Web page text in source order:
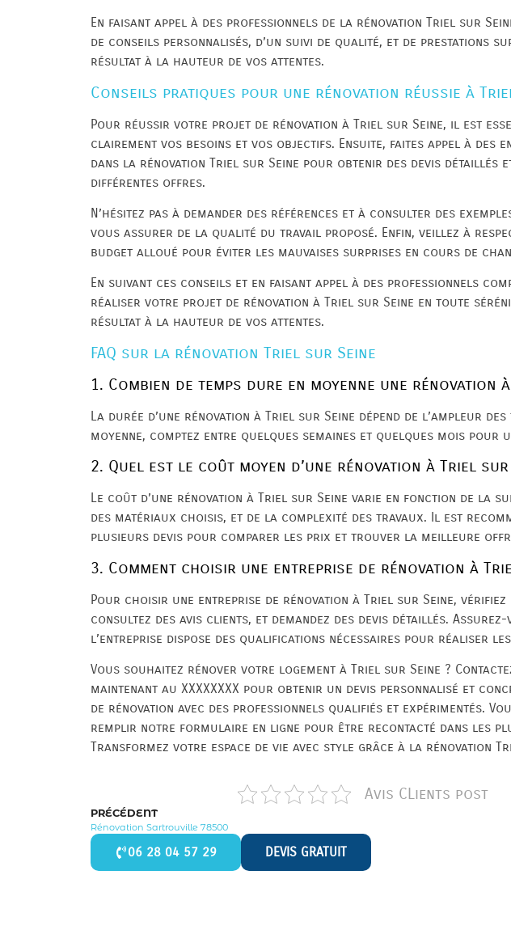
En faisant appel à des professionnels de la rénovation Triel sur
de conseils personnalisés, d’un suivi de qualité, et de prestations
résultat à la hauteur de vos attentes.
Conseils pratiques pour une rénovation réussie à
Pour réussir votre projet de rénovation à Triel sur Seine, il est
clairement vos besoins et vos objectifs. Ensuite, faites appel à des
dans la rénovation Triel sur Seine pour obtenir des devis détaillés
différentes offres.
N’hésitez pas à demander des références et à consulter des
vous assurer de la qualité du travail proposé. Enfin, veillez à
budget alloué pour éviter les mauvaises surprises en cours de
En suivant ces conseils et en faisant appel à des professionnels
réaliser votre projet de rénovation à Triel sur Seine en toute
résultat à la hauteur de vos attentes.
FAQ sur la rénovation Triel sur Seine
1. Combien de temps dure en moyenne une rénovation
La durée d’une rénovation à Triel sur Seine dépend de l’ampleur
moyenne, comptez entre quelques semaines et quelques mois pour
2. Quel est le coût moyen d’une rénovation à Triel sur
Le coût d’une rénovation à Triel sur Seine varie en fonction de la
des matériaux choisis, et de la complexité des travaux. Il est
plusieurs devis pour comparer les prix et trouver la meilleure
3. Comment choisir une entreprise de rénovation à
Pour choisir une entreprise de rénovation à Triel sur Seine, vérifiez
consultez des avis clients, et demandez des devis détaillés.
l’entreprise dispose des qualifications nécessaires pour réaliser
Vous souhaitez rénover votre logement à Triel sur Seine ?
maintenant au XXXXXXXX pour obtenir un devis personnalisé et
de rénovation avec des professionnels qualifiés et expérimentés.
remplir notre formulaire en ligne pour être recontacté dans les
Transformez votre espace de vie avec style grâce à la rénovation
Avis CLients post
PRÉCÉDENT
Rénovation Sartrouville 78500
06 28 04 57 29 DEVIS GRATUIT